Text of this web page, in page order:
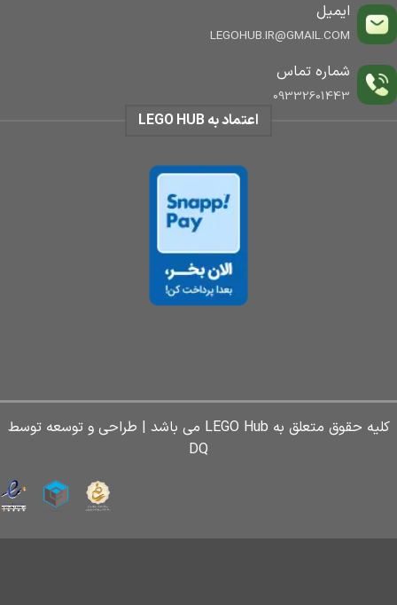
ایمیل
LEGOHUB.IR@GMAIL.COM
شماره تماس
09332601443
اعتماد به LEGO HUB
کلیه حقوق متعلق به LEGO Hub می باشد | طراحی و توسعه توسط
DQ